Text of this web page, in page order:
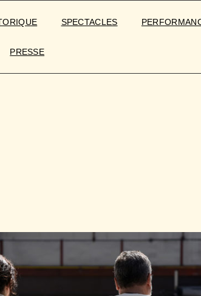
SPECTACLES
PRESSE